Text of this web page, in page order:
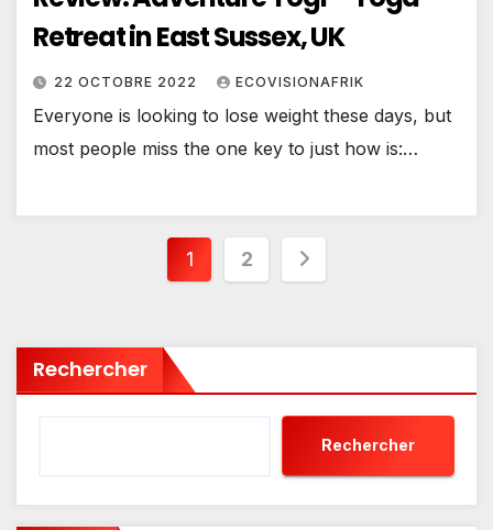
Retreat in East Sussex, UK
22 OCTOBRE 2022 ECOVISIONAFRIK
Everyone is looking to lose weight these days, but
most people miss the one key to just how is:…
Pagination
publications
1 2
Rechercher
Rechercher